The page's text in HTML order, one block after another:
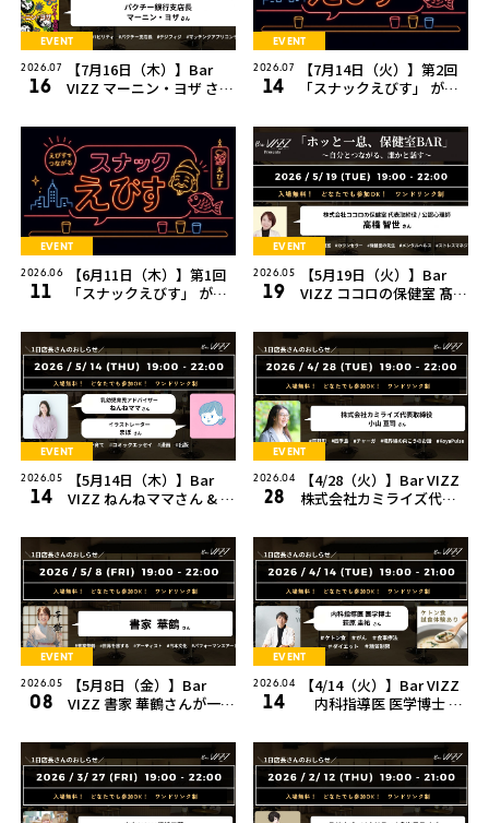
EVENT
2026.07
16
【7月16日（木）】Bar
VIZZ マーニン・ヨザ さん
EVENT
2026.07
14
【7月14日（火）】第2回
「スナックえびす」 が開
EVENT
2026.06
11
【6月11日（木）】第1回
「スナックえびす」 が開
EVENT
2026.05
19
【5月19日（火）】Bar
VIZZ ココロの保健室 髙橋
めます！
EVENT
2026.05
14
【5月14日（木）】Bar
VIZZ ねんねママさん & ま
ます！
EVENT
2026.04
28
【4/28（火）】Bar VIZZ
株式会社カミライズ代表
日店長を務めます！
EVENT
2026.05
08
【5月8日（金）】Bar
VIZZ 書家 華鶴さんが一日
EVENT
2026.04
14
【4/14（火）】Bar VIZZ
内科指導医 医学博士 萩
務めます！